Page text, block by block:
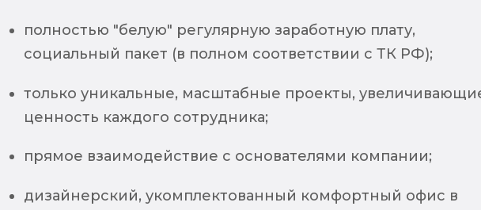
полностью "белую" регулярную заработную плату,
социальный пакет (в полном соответствии с ТК РФ);
только уникальные, масштабные проекты,
ценность каждого сотрудника;
прямое взаимодействие с основателями компании;
дизайнерский, укомплектованный комфортный офис в